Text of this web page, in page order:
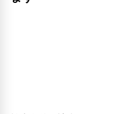
奥出雲駅(950m)